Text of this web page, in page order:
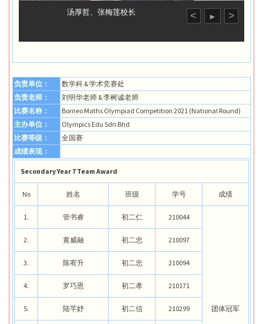
< ► >
汤厚哲、张梅莲校长
负责单位：
数学科 & 学术竞赛处
负责老师：
刘明华老师 & 李树诚老师
比赛名称：
Borneo Maths Olympiad Competition 2021 (National Round)
主办单位：
Olympics Edu Sdn Bhd
比赛等级：
全国赛
成绩表现：
Secondary Year 7 Team Award
No 姓名 班级 学号 成绩
1. 管书睿 初二仁 210044
团体冠军
2. 黄威融 初二忠 210097
3. 陈宥升 初二忠 210094
4. 罗巧恩 初二孝 210171
5. 陆芊妤 初二信 210299